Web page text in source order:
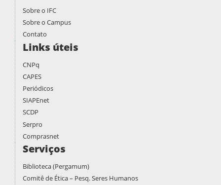
Sobre o IFC
Sobre o Campus
Contato
Links úteis
CNPq
CAPES
Periódicos
SIAPEnet
SCDP
Serpro
Comprasnet
Serviços
Biblioteca (Pergamum)
Comitê de Ética – Pesq. Seres Humanos